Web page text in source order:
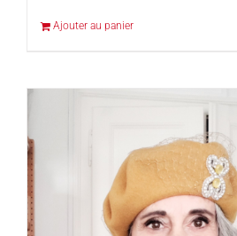
Ajouter au panier